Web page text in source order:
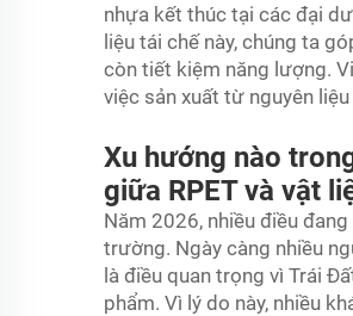
nhựa kết thúc tại các đại
liệu tái chế này, chúng ta
còn tiết kiệm năng lượng.
việc sản xuất từ nguyên
Xu hướng nào
giữa RPET và vật
Năm 2026, nhiều điều
trường. Ngày càng nhiều
là điều quan trọng vì Trái
phẩm. Vì lý do này, nhiều